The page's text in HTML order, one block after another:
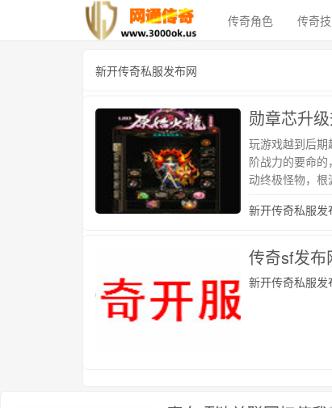
传奇角色 传奇
新开传奇私服发布网
勋章芯升
玩游戏越到后
阶战力的要命
动终极怪物，
新开传奇私服发
传奇sf发布
新开传奇私服发